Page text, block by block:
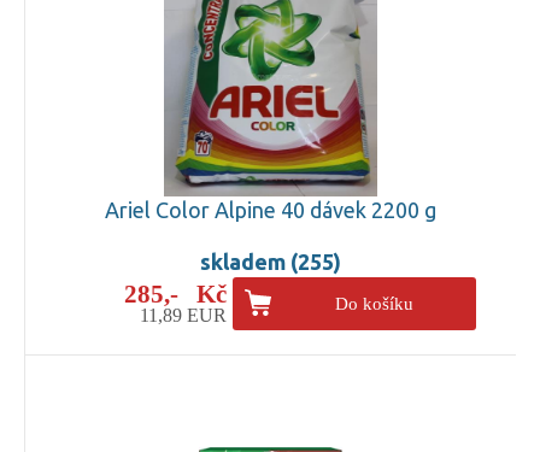
Ariel Color Alpine 40 dávek 2200 g
skladem (255)
285,- Kč
11,89 EUR
Do košíku